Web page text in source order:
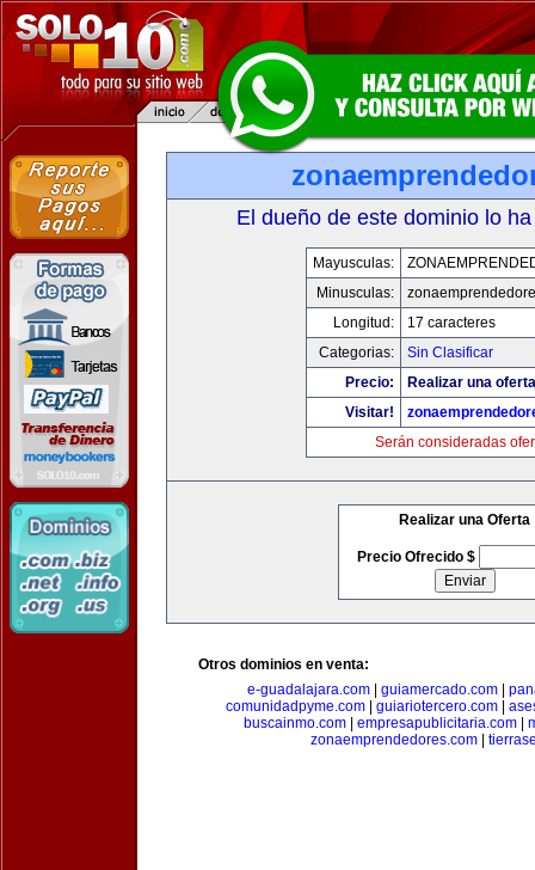
El dueño de este dominio lo
Mayusculas:
Minusculas:
Longitud:
17 caracteres
Categorias:
Sin Clasificar
Precio:
Realizar una
Visitar!
Serán consideradas
Realizar una Oferta
Precio Ofrecido $
Otros dominios en venta:
e-guadalajara.com| guiamercado.com|
comunidadpyme.com
guiariotercero.com
buscainmo.com| empresapublicitaria.com|
zonaemprendedores.com|